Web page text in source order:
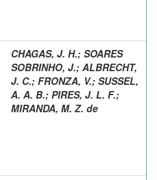
CHAGAS, J. H.; SOARES
SOBRINHO, J.; ALBRECHT,
J. C.; FRONZA, V.; SUSSEL,
A. A. B.; PIRES, J. L. F.;
MIRANDA, M. Z. de